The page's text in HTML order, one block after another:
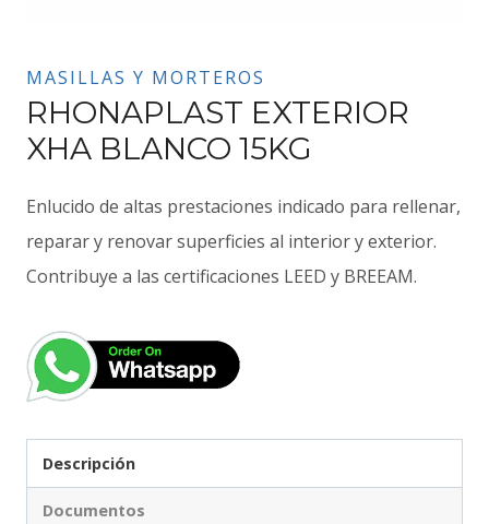
MASILLAS Y MORTEROS
RHONAPLAST EXTERIOR
XHA BLANCO 15KG
Enlucido de altas prestaciones indicado para rellenar,
reparar y renovar superficies al interior y exterior.
Contribuye a las certificaciones LEED y BREEAM.
Descripción
Documentos